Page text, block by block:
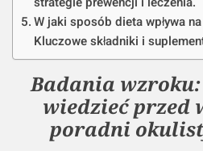
W jaki sposób dieta wpływa
Kluczowe składniki i
Badania
wiedzieć przed
poradni